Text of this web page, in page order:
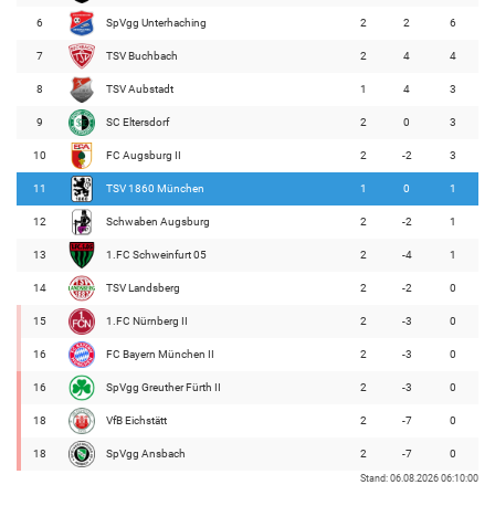
6 SpVgg Unterhaching 2 2 6
7 TSV Buchbach 2 4 4
8 TSV Aubstadt 1 4 3
9 SC Eltersdorf 2 0 3
10 FC Augsburg II 2 -2 3
11 TSV 1860 München 1 0 1
12 Schwaben Augsburg 2 -2 1
13 1.FC Schweinfurt 05 2 -4 1
14 TSV Landsberg 2 -2 0
15 1.FC Nürnberg II 2 -3 0
16 FC Bayern München II 2 -3 0
16 SpVgg Greuther Fürth II 2 -3 0
18 VfB Eichstätt 2 -7 0
18 SpVgg Ansbach 2 -7 0
Stand: 06.08.2026 06:10:00